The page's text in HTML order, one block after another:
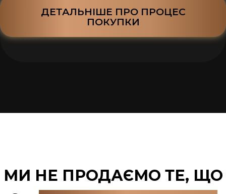
ДЕТАЛЬНІШЕ ПРО ПРОЦЕС
ПОКУПКИ
МИ НЕ ПРОДАЄМО ТЕ, ЩО